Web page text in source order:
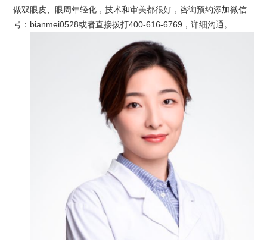
做双眼皮、眼周年轻化，技术和审美都很好，咨询预约添加微信
号：bianmei0528或者直接拨打400-616-6769，详细沟通。